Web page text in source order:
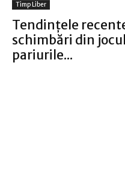
Timp Liber
Tendințele
schimbări din
pariurile...